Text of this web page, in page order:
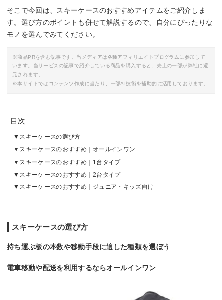
そこで今回は、スキーケースのおすすめアイテムをご紹介しま
す。選び方のポイントも併せて解説するので、自分にぴったりな
モノを選んでみてください。
※商品PRを含む記事です。当メディアは各種アフィリエイトプログラムに参加して
います。当サービスの記事で紹介している商品を購入すると、売上の一部が弊社に還
元されます。
※本サイトではコンテンツ作成に当たり、一部AI技術を補助的に活用しております。
目次
スキーケースの選び方
スキーケースのおすすめ｜オールインワン
スキーケースのおすすめ｜1台タイプ
スキーケースのおすすめ｜2台タイプ
スキーケースのおすすめ｜ジュニア・キッズ向け
スキーケースの選び方
持ち運ぶ板の本数や移動手段に適した種類を選ぼう
電車移動や配送を利用するならオールインワン